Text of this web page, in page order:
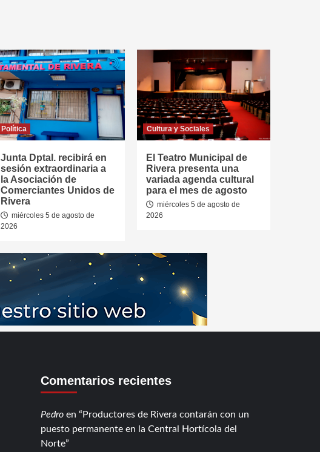
Política
Junta Dptal. recibirá en
sesión extraordinaria a
la Asociación de
Comerciantes Unidos de
Rivera
miércoles 5 de agosto de
2026
Cultura y Sociales
El Teatro Municipal de
Rivera presenta una
variada agenda cultural
para el mes de agosto
miércoles 5 de agosto de
2026
Comentarios recientes
Pedroen
Productores de Rivera contarán con un
puesto permanente en la Central Hortícola del
Norte